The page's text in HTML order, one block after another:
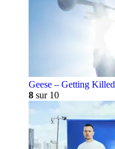
Geese – Getting Killed
8 sur 10